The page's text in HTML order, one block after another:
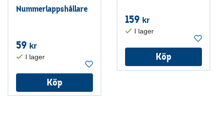
Nummerlappshållare
59 kr
Köp
159 kr
Köp